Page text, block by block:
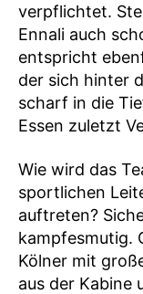
verpflichtet.
Ennali auch
entspricht
der sich hinter
scharf in die
Essen zuletzt
Wie wird das
sportlichen
auftreten?
kampfesmutig.
Kölner mit
aus der Kabine